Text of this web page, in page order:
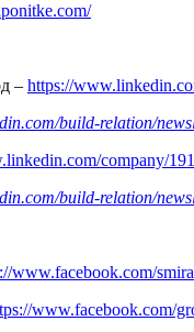
– https://
build-relation/
company/
build-relation/
www.facebook.com/
www.facebook.com/